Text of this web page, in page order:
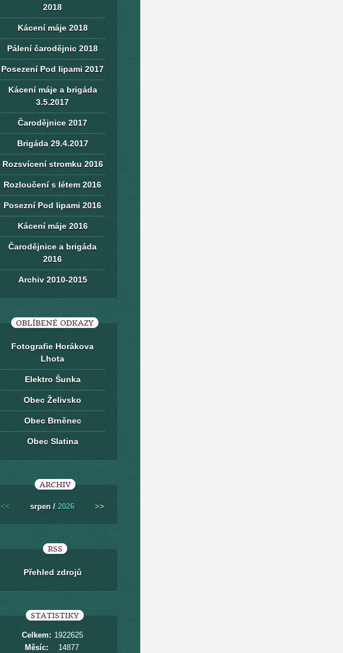
2018
Kácení máje 2018
Pálení čarodějnic 2018
Posezení Pod lipami 2017
Kácení máje a brigáda
3.5.2017
Čarodějnice 2017
Brigáda 29.4.2017
Rozsvícení stromku 2016
Rozloučení s létem 2016
Posezní Pod lipami 2016
Kácení máje 2016
Čarodějnice a brigáda
2016
Archiv 2010-2015
OBLÍBENÉ ODKAZY
Fotografie Horákova
Lhota
Elektro Šunka
Obec Želivsko
Obec Brněnec
Obec Slatina
ARCHIV
<< srpen / 2026 >>
RSS
Přehled zdrojů
STATISTIKY
Celkem: 1922625
Měsíc:
14877